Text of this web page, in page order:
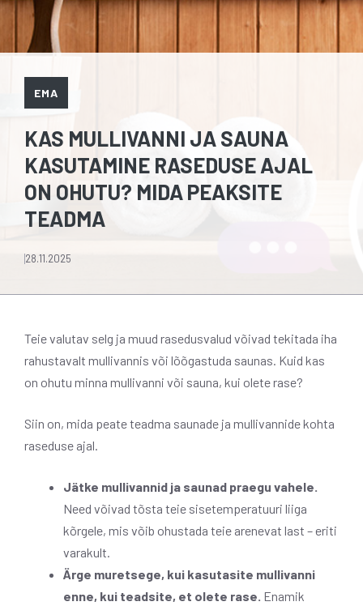
EMA
KAS MULLIVANNI JA SAUNA
KASUTAMINE RASEDUSE AJAL
ON OHUTU? MIDA PEAKSITE
TEADMA
28.11.2025
Teie valutav selg ja muud rasedusvalud võivad tekitada iha
rahustavalt mullivannis või lõõgastuda saunas. Kuid kas
on ohutu minna mullivanni või sauna, kui olete rase?
Siin on, mida peate teadma saunade ja mullivannide kohta
raseduse ajal.
Jätke mullivannid ja saunad praegu vahele.
Need võivad tõsta teie sisetemperatuuri liiga
kõrgele, mis võib ohustada teie arenevat last – eriti
varakult.
Ärge muretsege, kui kasutasite mullivanni
enne, kui teadsite, et olete rase. Enamik